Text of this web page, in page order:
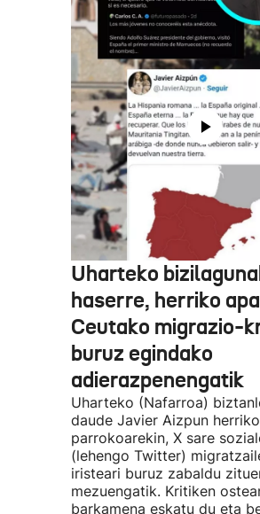
Uharteko
haserre, herriko
Ceutako migrazio-
buruz egindako
adierazpenengatik
Uharteko (Nafarroa)
daude Javier Aizpun herriko
parrokoarekin, X sare
(lehengo Twitter)
iristeari buruz zabaldu
mezuengatik. Kritiken
barkamena eskatu du eta